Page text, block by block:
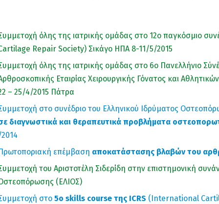
όλης της ιατρικής ομάδας στο 12ο παγκόσμιο
Repair Society) Σικάγο ΗΠΑ 8-11/5/2015
όλης της ιατρικής ομάδας στο 6ο Πανελλήνιο
Εταιρίας Χειρουργικής Γόνατος και
– 25/4/2015 Πάτρα
στο συνέδριο του Ελληνικού Ιδρύματος
διαγνωστικά και θεραπευτικά προβλήματα
επέμβαση αποκατάστασης βλαβών του
του Αριστοτέλη Σιδερίδη στην επιστημονική
(ΕΛΙΟΣ)
στο 5ο skills course της ICRS (International